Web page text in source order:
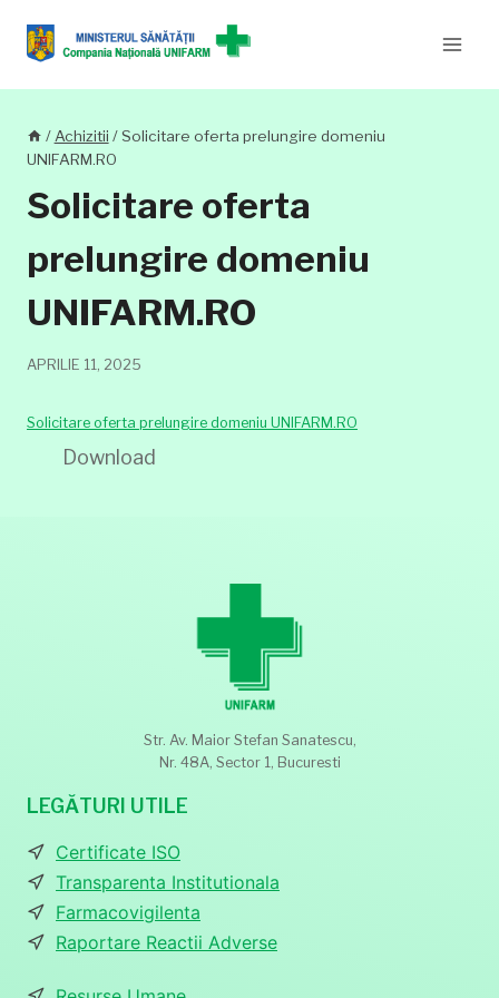
content
/ Achizitii / Solicitare oferta prelungire domeniu
UNIFARM.RO
Solicitare oferta
prelungire domeniu
UNIFARM.RO
APRILIE 11, 2025
Solicitare oferta prelungire domeniu UNIFARM.RO
Download
Str. Av. Maior Stefan Sanatescu,
Nr. 48A, Sector 1, Bucuresti
LEGĂTURI UTILE
Certificate ISO
Transparenta Institutionala
Farmacovigilenta
Raportare Reactii Adverse